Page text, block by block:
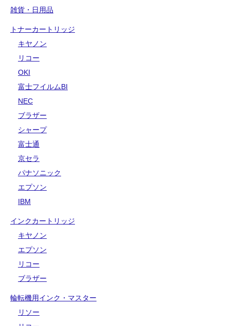
雑貨・日用品
トナーカートリッジ
キヤノン
リコー
OKI
富士フイルムBI
NEC
ブラザー
シャープ
富士通
京セラ
パナソニック
エプソン
IBM
インクカートリッジ
キヤノン
エプソン
リコー
ブラザー
輪転機用インク・マスター
リソー